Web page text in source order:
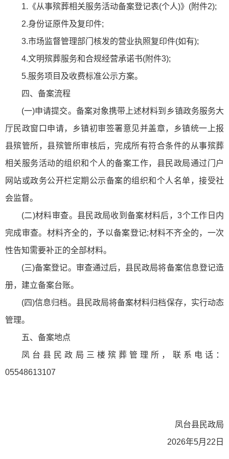
1.《从事殡葬相关服务活动备案登记表(个人)》(附件2);
2.身份证原件及复印件;
3.市场监督管理部门核发的营业执照复印件(如有);
4.文明殡葬服务和合规经营承诺书(附件3);
5.服务项目及收费标准公示方案。
四、备案流程
(一)申请提交。备案对象携带上述材料到乡镇政务服务大
厅民政窗口申请，乡镇初审签署意见并盖章，乡镇统一上报
县殡管所，县殡管所审核后，完成所有符合条件的从事殡葬
相关服务活动的组织和个人的备案工作，县民政局通过门户
网站或政务公开栏定期公示备案的组织和个人名单，接受社
会监督。
(二)材料审查。县民政局收到备案材料后，3个工作日内
完成审查。材料齐全的，予以备案登记;材料不齐全的，一次
性告知需要补正的全部材料。
(三)备案登记。审查通过后，县民政局将备案信息登记造
册，建立备案台账。
(四)信息归档。县民政局将备案材料归档保存，实行动态
管理。
五、备案地点
凤台县民政局三楼殡葬管理所，联系电话：
05548613107
凤台县民政局
2026年5月22日